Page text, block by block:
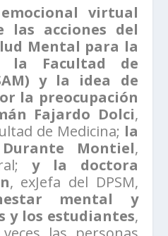
virtual
las acciones del
Mental para la
la Facultad de
y la idea de
la preocupación
Fajardo Dolci,
de Medicina; la
Montiel,
y la doctora
, exJefa del DPSM,
mental y
y los estudiantes,